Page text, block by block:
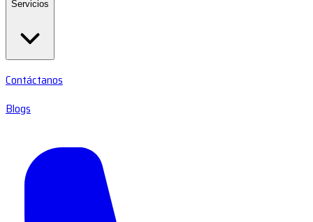
Servicios
Contáctanos
Blogs